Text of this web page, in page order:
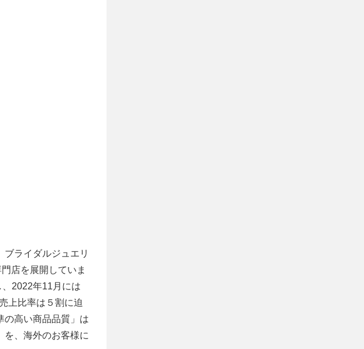
ブライダルジュエリ
店を展開していま
2022年11月には
上比率は５割に迫
の高い商品品質」は
を、海外のお客様に